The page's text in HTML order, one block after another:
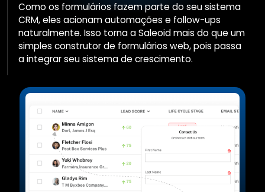
Como os formulários fazem parte do seu sistema
CRM, eles acionam automações e follow-ups
naturalmente. Isso torna a Saleoid mais do que um
simples construtor de formulários web, pois passa
a integrar seu sistema de crescimento.